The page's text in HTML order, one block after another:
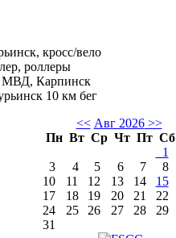
кросс/вело
роллеры
МВД, Карпинск
10 км бег
<< Авг 2026>>
Пн Вт Ср Чт Пт Сб
1
3
4 5 6 7 8
10
11 12 13 14 15
17
18 19 20 21 22
24
25 26 27 28 29
31